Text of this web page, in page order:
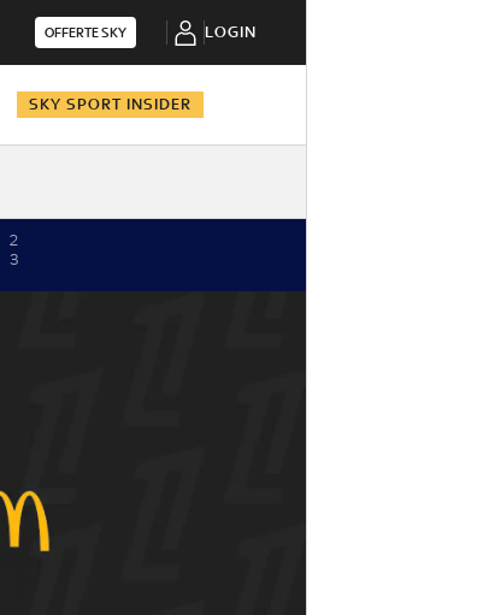
OFFERTE SKY LOGIN
SKY SPORT INSIDER
2
3